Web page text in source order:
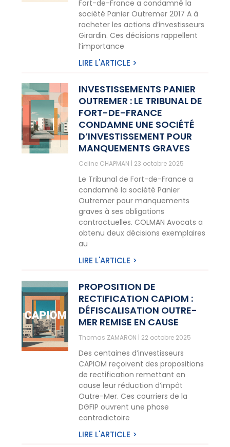
Fort-de-France a condamné la
société Panier Outremer 2017 A à
racheter les actions d’investisseurs
Girardin. Ces décisions rappellent
l’importance
LIRE L'ARTICLE >
INVESTISSEMENTS PANIER
OUTREMER : LE TRIBUNAL DE
FORT-DE-FRANCE
CONDAMNE UNE SOCIÉTÉ
D’INVESTISSEMENT POUR
MANQUEMENTS GRAVES
Celine CHAPMAN 23 octobre 2025
Le Tribunal de Fort-de-France a
condamné la société Panier
Outremer pour manquements
graves à ses obligations
contractuelles. COLMAN Avocats a
obtenu deux décisions exemplaires
au
LIRE L'ARTICLE >
PROPOSITION DE
RECTIFICATION CAPIOM :
DÉFISCALISATION OUTRE-
MER REMISE EN CAUSE
Thomas ZAMARON 22 octobre 2025
Des centaines d’investisseurs
CAPIOM reçoivent des propositions
de rectification remettant en
cause leur réduction d’impôt
Outre-Mer. Ces courriers de la
DGFIP ouvrent une phase
contradictoire
LIRE L'ARTICLE >